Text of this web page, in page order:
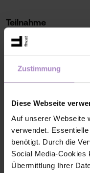
Zustimmung
Diese Webseite
Auf unserer Webseite
verwendet.
benötigt. Durch die
Social Media-Cookies
Übermittlung Ihrer
Teilnahme
Die Veranstaltung ist
Interesse!